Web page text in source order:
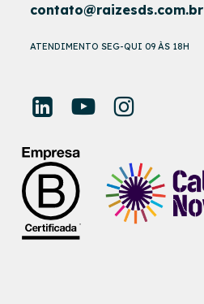
contato@raizesds.com.br
ATENDIMENTO SEG-QUI 09 ÀS 18H